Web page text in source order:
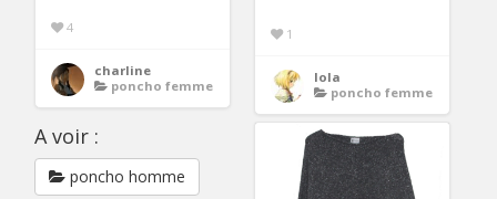
1
lola
poncho femme
4
charline
poncho femme
A voir :
poncho homme